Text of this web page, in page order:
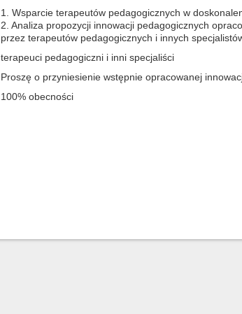
1. Wsparcie terapeutów pedagogicznych w
2. Analiza propozycji innowacji pedagogicznych
przez terapeutów pedagogicznych i innych
terapeuci pedagogiczni i inni specjaliści
Proszę o przyniesienie wstępnie opracowanej
100% obecności